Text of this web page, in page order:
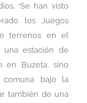
‘Se han visto
los Juegos
terrenos en el
una estación de
en Buzeta, sino
bajo la
también de una